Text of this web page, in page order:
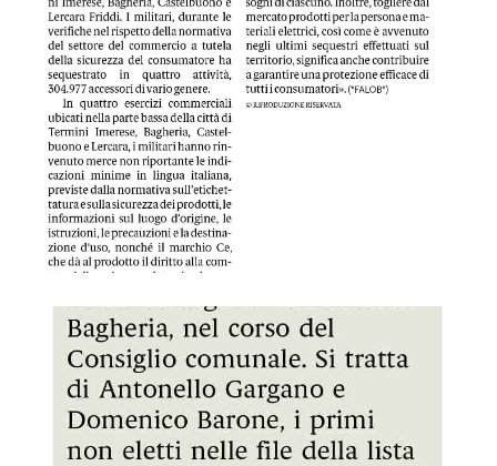
GDS 13/07/2024 Merce non sicura sequestri in 4 paesi
GDS 13/07/2024 Due nuovi consiglieri insediati al Comune